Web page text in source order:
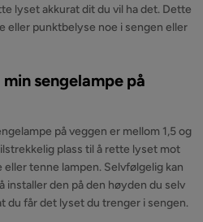
lyset akkurat dit du vil ha det. Dette
eller punktbelyse noe i sengen eller
sengelampe på
på veggen er mellom 1,5 og
plass til å rette lyset mot
tenne lampen. Selvfølgelig kan
installer den på den høyden du selv
du får det lyset du trenger i sengen.